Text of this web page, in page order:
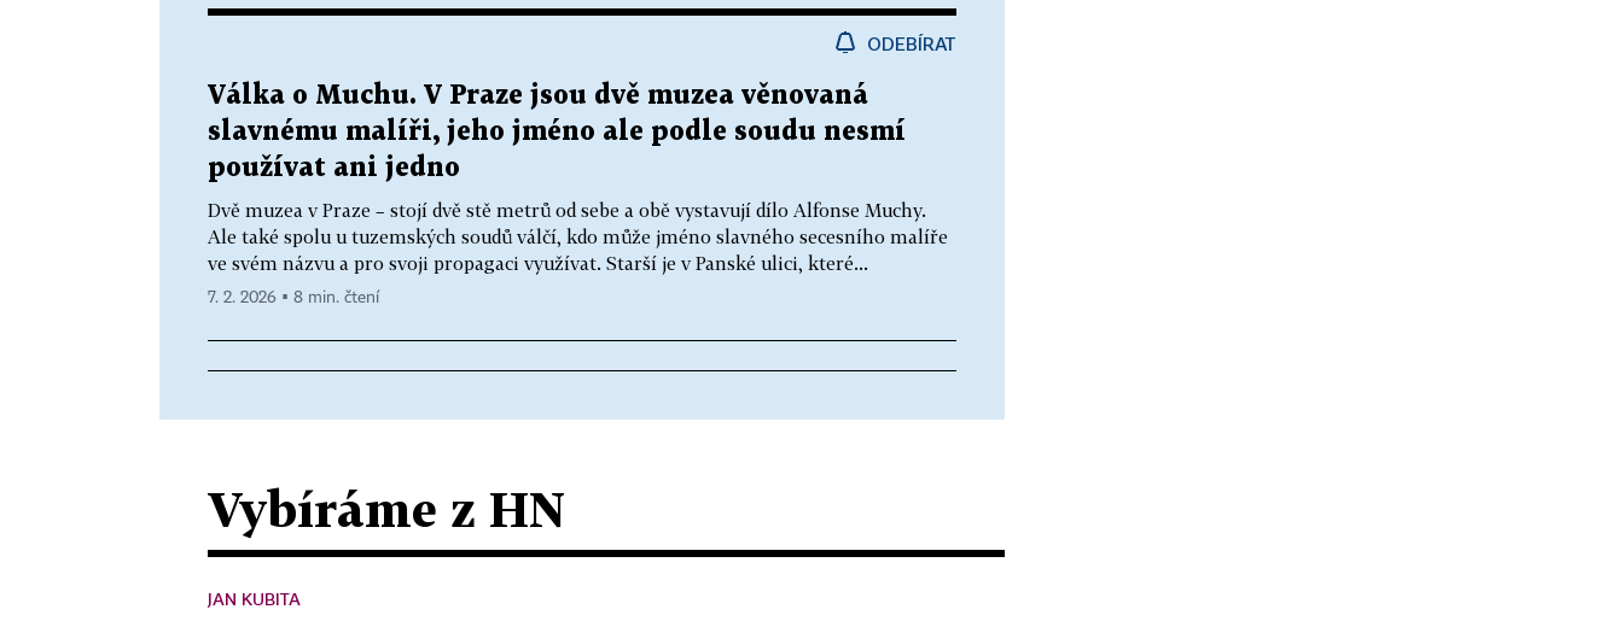
ODEBÍRAT
Válka o Muchu. V Praze jsou dvě muzea věnovaná
slavnému malíři, jeho jméno ale podle soudu nesmí
používat ani jedno
Dvě muzea v Praze – stojí dvě stě metrů od sebe a obě vystavují dílo Alfonse Muchy.
Ale také spolu u tuzemských soudů válčí, kdo může jméno slavného secesního malíře
ve svém názvu a pro svoji propagaci využívat. Starší je v Panské ulici, které...
7. 2. 2026 ▪ 8 min. čtení
Vybíráme z HN
JAN KUBITA